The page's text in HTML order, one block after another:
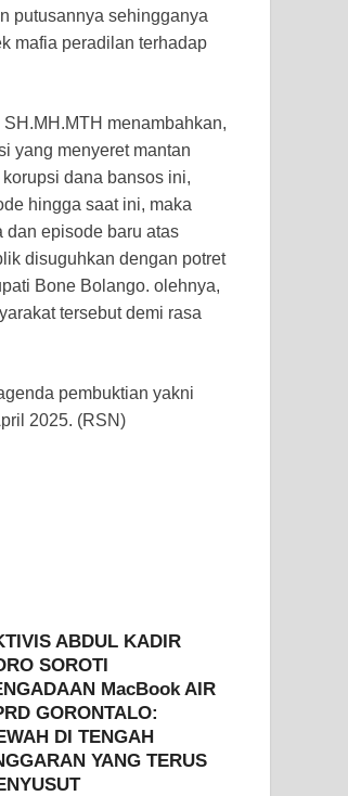
putusannya sehingganya
mafia peradilan terhadap
menambahkan,
yang menyeret mantan
dana bansos ini,
hingga saat ini, maka
dan episode baru atas
disuguhkan dengan potret
Bone Bolango. olehnya,
tersebut demi rasa
pembuktian yakni
2025. (RSN)
ABDUL KADIR
SOROTI
MacBook AIR
GORONTALO:
DI TENGAH
YANG TERUS